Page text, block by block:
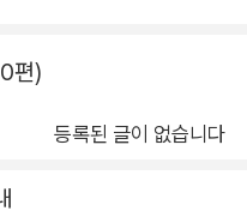
편)
등록된 글이 없습니다